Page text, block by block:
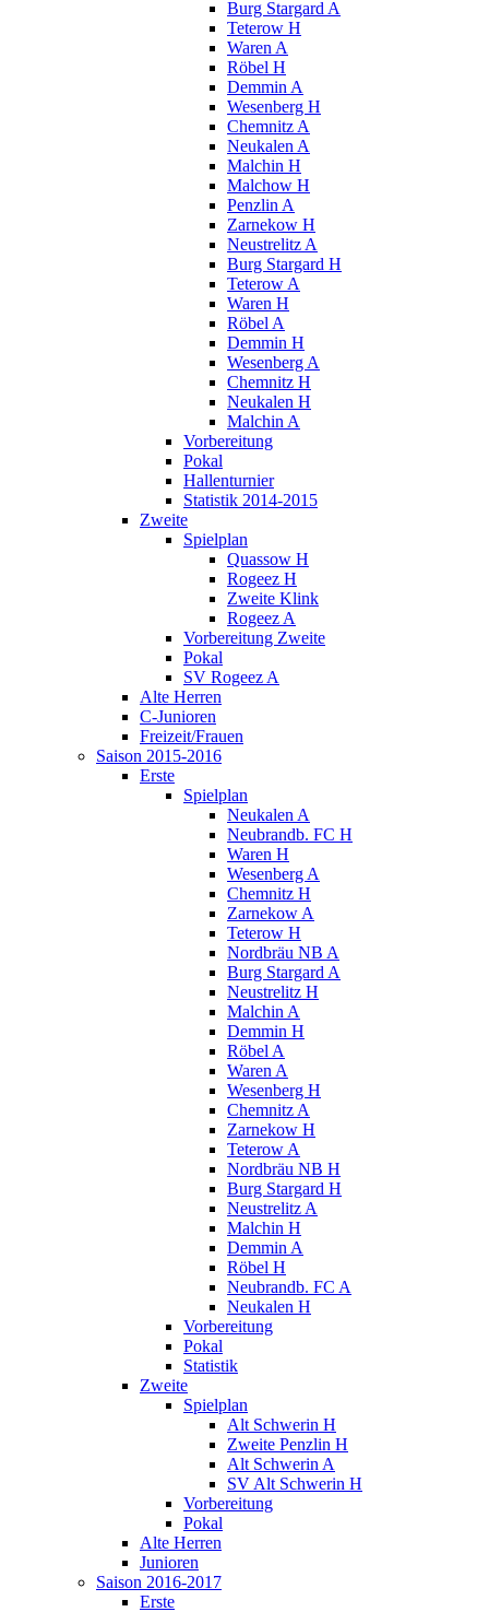
Burg Stargard A
Teterow H
Waren A
Röbel H
Demmin A
Wesenberg H
Chemnitz A
Neukalen A
Malchin H
Malchow H
Penzlin A
Zarnekow H
Neustrelitz A
Burg Stargard H
Teterow A
Waren H
Röbel A
Demmin H
Wesenberg A
Chemnitz H
Neukalen H
Malchin A
Vorbereitung
Pokal
Hallenturnier
Statistik 2014-2015
Zweite
Spielplan
Quassow H
Rogeez H
Zweite Klink
Rogeez A
Vorbereitung Zweite
Pokal
SV Rogeez A
Alte Herren
C-Junioren
Freizeit/Frauen
Saison 2015-2016
Erste
Spielplan
Neukalen A
Neubrandb. FC H
Waren H
Wesenberg A
Chemnitz H
Zarnekow A
Teterow H
Nordbräu NB A
Burg Stargard A
Neustrelitz H
Malchin A
Demmin H
Röbel A
Waren A
Wesenberg H
Chemnitz A
Zarnekow H
Teterow A
Nordbräu NB H
Burg Stargard H
Neustrelitz A
Malchin H
Demmin A
Röbel H
Neubrandb. FC A
Neukalen H
Vorbereitung
Pokal
Statistik
Zweite
Spielplan
Alt Schwerin H
Zweite Penzlin H
Alt Schwerin A
SV Alt Schwerin H
Vorbereitung
Pokal
Alte Herren
Junioren
Saison 2016-2017
Erste